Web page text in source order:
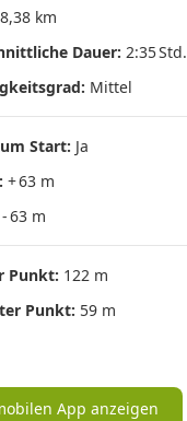
8,38 km
Dauer: 2:35 Std.
Mittel
Start: Ja
+ 63 m
- 63 m
Punkt: 122 m
Punkt: 59 m
App anzeigen